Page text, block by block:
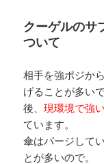
クーゲルのサ
ついて
相手を強ポジか
げることが多いで
後、現環境で強
ています。
傘はパージして
とが多いので。